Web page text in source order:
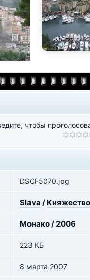
чтобы
DSCF5070.jpg
Slava /
Монако/2006
223 КБ
8 марта 2007